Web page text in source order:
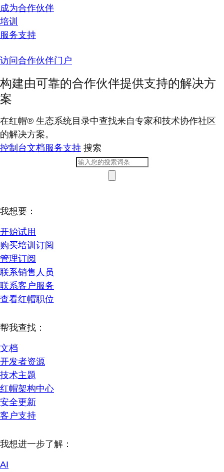
成为合作伙伴
培训
服务支持
访问合作伙伴门户
构建由可靠的合作伙伴提供支持的解决方
案
在红帽® 生态系统目录中查找来自专家和技术协作社区
的解决方案。
控制台文档服务支持 搜索
我想要：
开始试用
购买培训订阅
管理订阅
联系销售人员
联系客户服务
查看红帽职位
帮我查找：
文档
开发者资源
技术主题
红帽架构中心
安全更新
客户支持
我想进一步了解：
AI